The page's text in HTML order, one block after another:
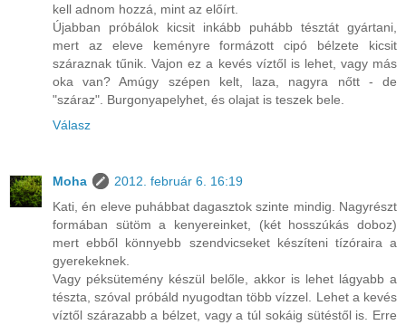
kell adnom hozzá, mint az előírt.
Újabban próbálok kicsit inkább puhább tésztát gyártani,
mert az eleve keményre formázott cipó bélzete kicsit
száraznak tűnik. Vajon ez a kevés víztől is lehet, vagy más
oka van? Amúgy szépen kelt, laza, nagyra nőtt - de
"száraz". Burgonyapelyhet, és olajat is teszek bele.
Válasz
Moha
2012. február 6. 16:19
Kati, én eleve puhábbat dagasztok szinte mindig. Nagyrészt
formában sütöm a kenyereinket, (két hosszúkás doboz)
mert ebből könnyebb szendvicseket készíteni tízóraira a
gyerekeknek.
Vagy péksütemény készül belőle, akkor is lehet lágyabb a
tészta, szóval próbáld nyugodtan több vízzel. Lehet a kevés
víztől szárazabb a bélzet, vagy a túl sokáig sütéstől is. Erre